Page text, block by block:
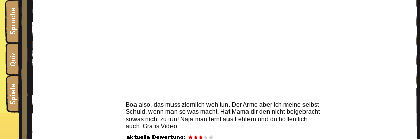
Boa also, das muss ziemlich weh tun. Der Arme aber ich meine selbst
Schuld, wenn man so was macht. Hat Mama dir den nicht beigebracht
sowas nicht zu tun! Naja man lernt aus Fehlern und du hoffentlich
auch. Gratis Video.